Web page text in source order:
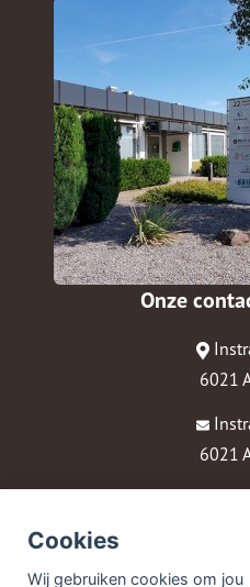
Cookies
Wij gebruiken cookies om jou
Onze
6021
6021